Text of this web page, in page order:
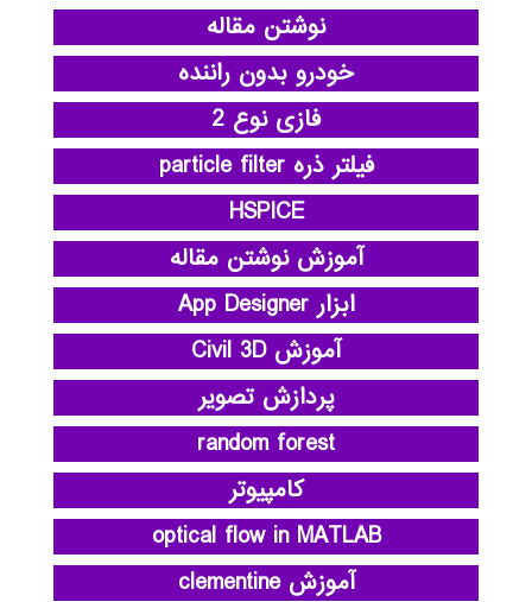
نوشتن مقاله
خودرو بدون راننده
فازی نوع 2
فیلتر ذره particle filter
HSPICE
آموزش نوشتن مقاله
ابزار App Designer
آموزش Civil 3D
پردازش تصویر
random forest
کامپیوتر
optical flow in MATLAB
آموزش clementine